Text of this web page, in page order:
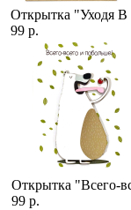
Открытка "Уходя
99 р.
Открытка "Всего-
99 р.